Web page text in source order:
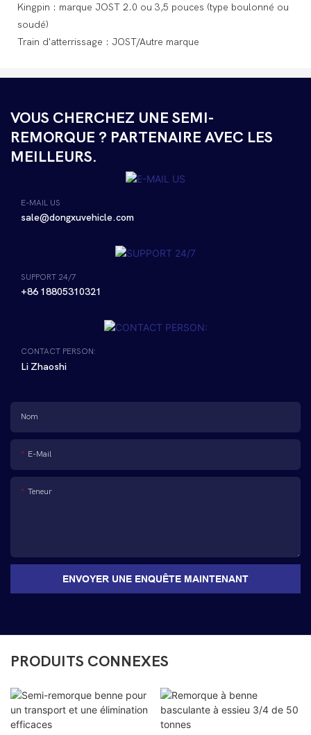
Kingpin : marque JOST 2.0 ou 3,5 pouces (type boulonné ou
soudé)
Train d'atterrissage : JOST/Autre marque
VOUS CHERCHEZ UNE SEMI-
REMORQUE ? PARTENAIRE AVEC LES
MEILLEURS.
E-MAIL US
sale@dongxuvehicle.com
SUPPORT 24/7
+86 18805310321
CONTACT PERSON:
Li Zhaoshi
Nom
E-Mail
Teneur
ENVOYER UNE ENQUÊTE MAINTENANT
PRODUITS CONNEXES